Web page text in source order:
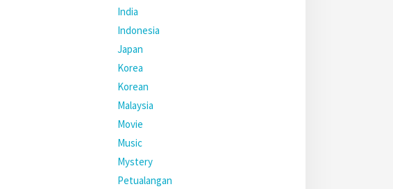
India
Indonesia
Japan
Korea
Korean
Malaysia
Movie
Music
Mystery
Petualangan